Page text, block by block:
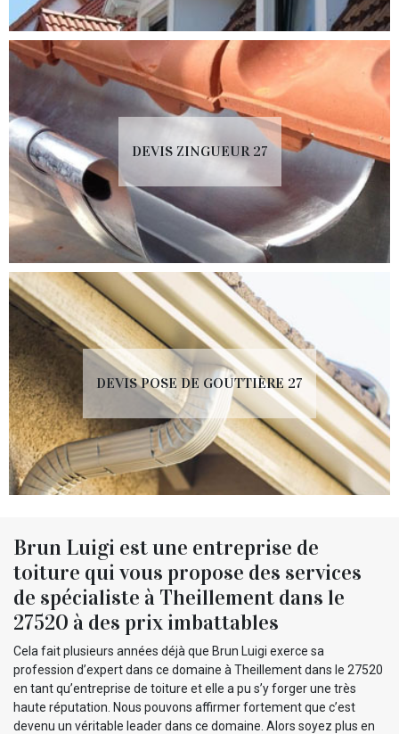
DEVIS ZINGUEUR 27
DEVIS POSE DE GOUTTIÈRE 27
Brun Luigi est une entreprise de
toiture qui vous propose des services
de spécialiste à Theillement dans le
27520 à des prix imbattables
Cela fait plusieurs années déjà que Brun Luigi exerce sa
profession d’expert dans ce domaine à Theillement dans le 27520
en tant qu’entreprise de toiture et elle a pu s’y forger une très
haute réputation. Nous pouvons affirmer fortement que c’est
devenu un véritable leader dans ce domaine. Alors soyez plus en